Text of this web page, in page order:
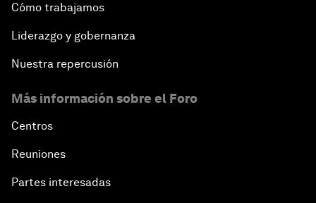
Cómo trabajamos
Liderazgo y gobernanza
Nuestra repercusión
Más información sobre el Foro
Centros
Reuniones
Partes interesadas